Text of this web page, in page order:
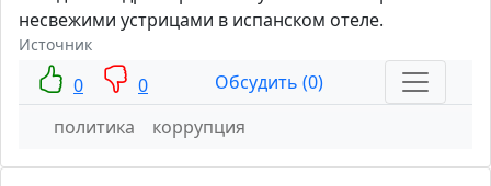
несвежими устрицами в испанском отеле.
Источник
0 0
Обсудить (0)
политика
коррупция